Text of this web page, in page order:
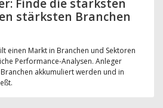
Finde die stärksten
stärksten Branchen
einen Markt in Branchen und Sektoren
Performance-Analysen. Anleger
akkumuliert werden und in